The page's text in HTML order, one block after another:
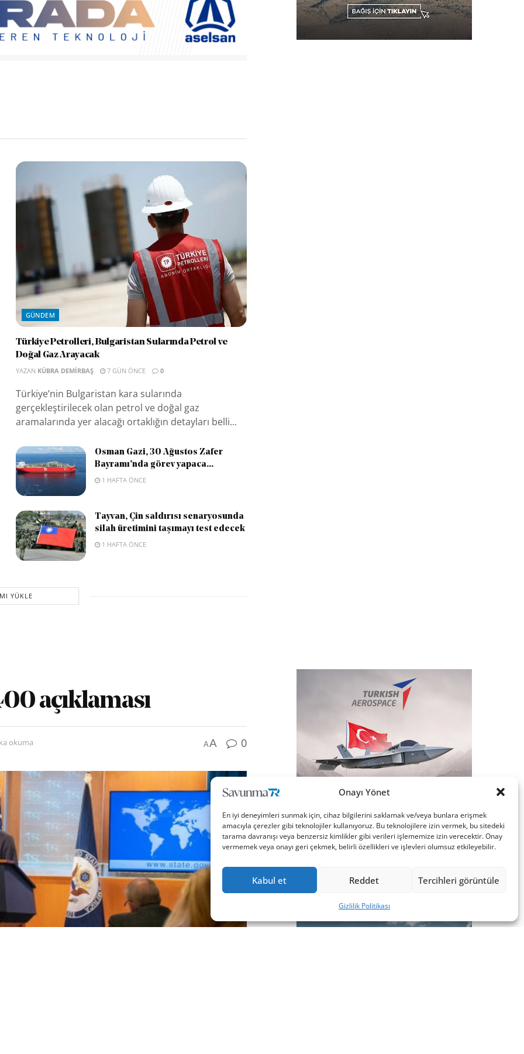
Onayı Yönet
En iyi deneyimleri sunmak için, cihaz bilgilerini saklamak ve/veya bunlara erişmek
amacıyla çerezler gibi teknolojiler kullanıyoruz. Bu teknolojilere izin vermek, bu sitedeki
tarama davranışı veya benzersiz kimlikler gibi verileri işlememize izin verecektir. Onay
vermemek veya onayı geri çekmek, belirli özellikleri ve işlevleri olumsuz etkileyebilir.
Kabul et Reddet Tercihleri görüntüle
Gizlilik Politikası
GÜNDEM
Türkiye Petrolleri, Bulgaristan Sularında Petrol ve
Doğal Gaz Arayacak
YAZAN KÜBRA DEMIRBAŞ 7 GÜN ÖNCE 0
Türkiye’nin Bulgaristan kara sularında
gerçekleştirilecek olan petrol ve doğal gaz
aramalarında yer alacağı ortaklığın detayları belli...
Osman Gazi, 30 Ağustos Zafer
Bayramı’nda görev yapaca...
1 HAFTA ÖNCE
Tayvan, Çin saldırısı senaryosunda
silah üretimini taşımayı test edecek
1 HAFTA ÖNCE
YÜKLE
açıklaması
okuma AA 0